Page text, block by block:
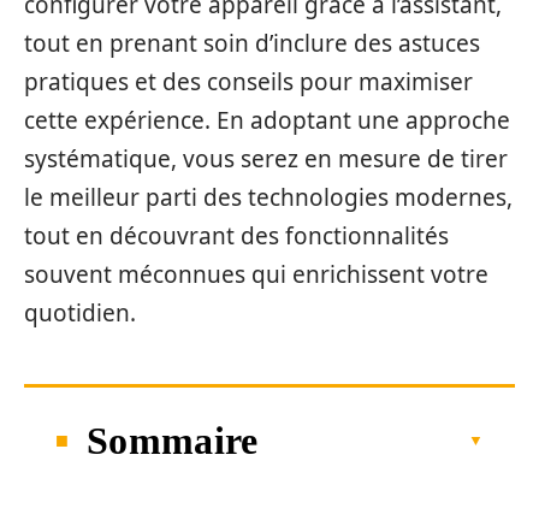
tout en prenant soin d’inclure des astuces
pratiques et des conseils pour maximiser
cette expérience. En adoptant une approche
systématique, vous serez en mesure de tirer
le meilleur parti des technologies modernes,
tout en découvrant des fonctionnalités
souvent méconnues qui enrichissent votre
quotidien.
Sommaire